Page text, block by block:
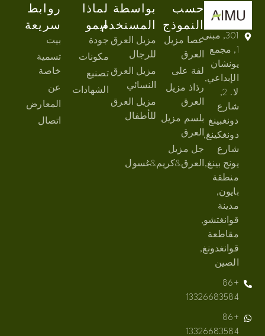
301, مبنى
1, مجمع
يونشان
الإبداعي,
لا. 2,
شارع
دونغبينغ
دونغكينغ,
شارع
يونج بينغ,
منطقة
بايون,
مدينة
قوانغتشو,
مقاطعة
قوانغدونغ,
الصين
+86
13326683584
+86
13326683584
حسب
النموذج
عصا مزيل
العرق
لفة على
رذاذ مزيل
العرق
بلسم مزيل
العرق
جل مزيل
العرق&كريم&غسول
بواسطة
المستخدم
مزيل العرق
للرجال
مزيل العرق
النسائي
مزيل العرق
للأطفال
لماذا
ايمو
جودة
مكونات
تصنيع
الشهادات
روابط
سريعة
بيت
تسمية
خاصة
عن
المعارض
اتصال